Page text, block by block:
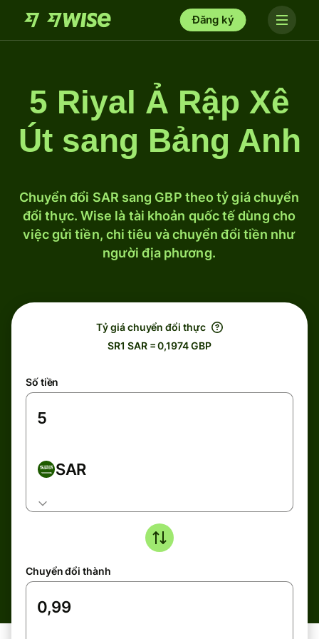
Đăng ký
5 Riyal Ả Rập Xê
Út sang Bảng Anh
Chuyển đổi SAR sang GBP theo tỷ giá chuyển
đổi thực. Wise là tài khoản quốc tế dùng cho
việc gửi tiền, chi tiêu và chuyển đổi tiền như
người địa phương.
Tỷ giá chuyển đổi thực
SR1 SAR = 0,1974 GBP
Số tiền
SAR
Chuyển đổi thành